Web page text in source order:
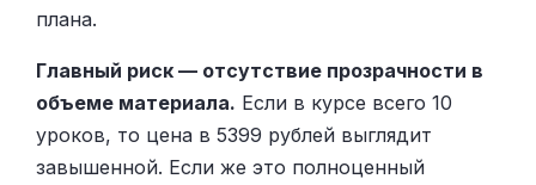
плана.
Главный риск — отсутствие прозрачности в
объеме материала. Если в курсе всего 10
уроков, то цена в 5399 рублей выглядит
завышенной. Если же это полноценный